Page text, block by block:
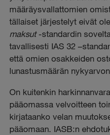
määräysvallattomien
tällaiset järjestelyt eivät
maksut-standardin
tavallisesti IAS 32
että omien osakkeiden
lunastusmäärän
On kuitenkin
pääomassa velvoitteen
kirjataanko velan
pääomaan. IASB:n